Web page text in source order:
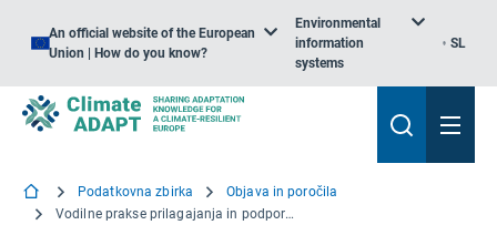
An official website of the European
Union | How do you know?
Environmental
information
systems
SL
Podatkovna zbirka
Objava in poročila
Vodilne prakse prilagajanja in podporne strategije za Avstralijo: Mednarodni in avstralski pregled izdelkov in orodij